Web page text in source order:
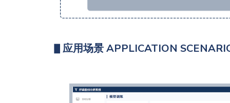
▋应用场景 APPLICATION